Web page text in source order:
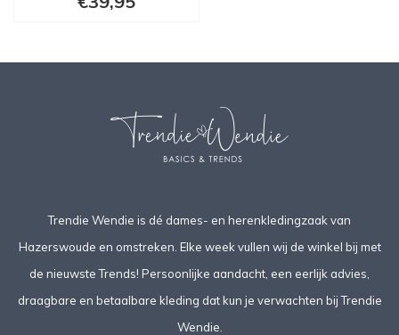
Trendie Wendie is dé dames- en herenkledingzaak van
Hazerswoude en omstreken. Elke week vullen wij de winkel bij met
de nieuwste Trends! Persoonlijke aandacht, een eerlijk advies,
draagbare en betaalbare kleding dat kun je verwachten bij Trendie
Wendie.